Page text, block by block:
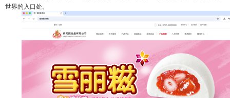
世界的入口处。